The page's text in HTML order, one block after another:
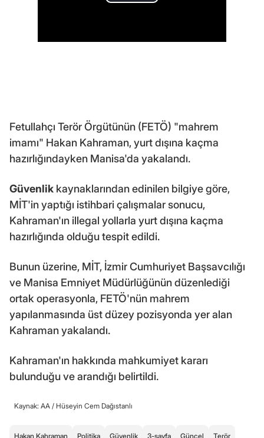
Fetullahçı Terör Örgütünün (FETÖ) "mahrem
imamı" Hakan Kahraman, yurt dışına kaçma
hazırlığındayken Manisa'da yakalandı.
Güvenlik kaynaklarından edinilen bilgiye göre,
MİT'in yaptığı istihbari çalışmalar sonucu,
Kahraman'ın illegal yollarla yurt dışına kaçma
hazırlığında olduğu tespit edildi.
Bunun üzerine, MİT, İzmir Cumhuriyet Başsavcılığı
ve Manisa Emniyet Müdürlüğünün düzenlediği
ortak operasyonla, FETÖ'nün mahrem
yapılanmasında üst düzey pozisyonda yer alan
Kahraman yakalandı.
Kahraman'ın hakkında mahkumiyet kararı
bulunduğu ve arandığı belirtildi.
Kaynak: AA / Hüseyin Cem Dağıstanlı
Hakan Kahraman Politika Güvenlik 3-sayfa Güncel Terör